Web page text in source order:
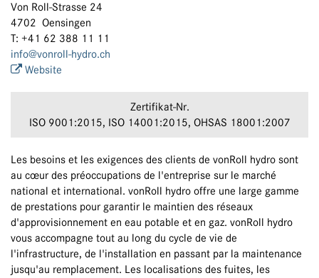
Von Roll-Strasse 24
4702 Oensingen
T: +41 62 388 11 11
info@vonroll-hydro.ch
Website
Zertifikat-Nr.
ISO 9001:2015, ISO 14001:2015, OHSAS 18001:2007
Les besoins et les exigences des clients de vonRoll hydro sont
au cœur des préoccupations de l'entreprise sur le marché
national et international. vonRoll hydro offre une large gamme
de prestations pour garantir le maintien des réseaux
d'approvisionnement en eau potable et en gaz. vonRoll hydro
vous accompagne tout au long du cycle de vie de
l'infrastructure, de l'installation en passant par la maintenance
jusqu'au remplacement. Les localisations des fuites, les